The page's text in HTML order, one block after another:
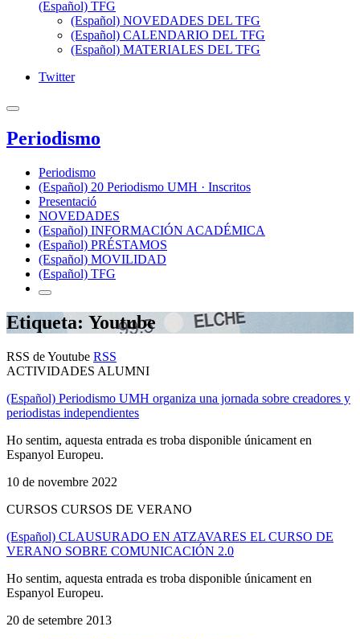
(Español) TFG
(Español) NOVEDADES DEL TFG
(Español) CALENDARIO DEL TFG
(Español) MATERIALES DEL TFG
Twitter
Periodismo
Periodismo
(Español) 20 Periodismo UMH · Inscritos
Presentació
NOVEDADES
(Español) INFORMACIÓN ACADÉMICA
(Español) PRÉSTAMOS
(Español) MOVILIDAD
(Español) TFG
Etiqueta: Youtube
RSS de Youtube RSS
ACTIVIDADES ALUMNI
(Español) Periodismo UMH organiza una jornada sobre creadores y
periodistas independientes
Ho sentim, aquesta entrada es troba disponible únicament en
Espanyol Europeu.
10 de novembre 2022
CURSOS CURSOS DE VERANO
(Español) CLAUSURADO EN ATZAVARES EL CURSO DE
VERANO SOBRE COMUNICACIÓN 2.0
Ho sentim, aquesta entrada es troba disponible únicament en
Espanyol Europeu.
20 de setembre 2013